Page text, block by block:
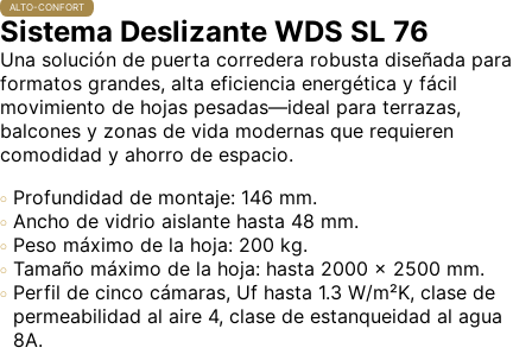
ALTO-CONFORT
Sistema Deslizante WDS SL 76
Una solución de puerta corredera robusta diseñada para
formatos grandes, alta eficiencia energética y fácil
movimiento de hojas pesadas—ideal para terrazas,
balcones y zonas de vida modernas que requieren
comodidad y ahorro de espacio.
Profundidad de montaje: 146 mm.
Ancho de vidrio aislante hasta 48 mm.
Peso máximo de la hoja: 200 kg.
Tamaño máximo de la hoja: hasta 2000 × 2500 mm.
Perfil de cinco cámaras, Uf hasta 1.3 W/m²K, clase de
permeabilidad al aire 4, clase de estanqueidad al agua
8A.